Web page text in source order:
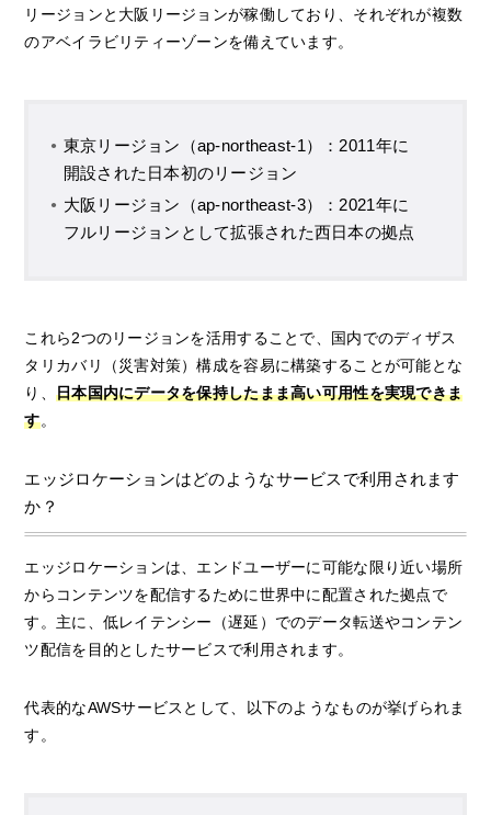
リージョンと大阪リージョンが稼働しており、それぞれが複数
のアベイラビリティーゾーンを備えています。
東京リージョン（ap-northeast-1）：2011年に
開設された日本初のリージョン
大阪リージョン（ap-northeast-3）：2021年に
フルリージョンとして拡張された西日本の拠点
これら2つのリージョンを活用することで、国内でのディザス
タリカバリ（災害対策）構成を容易に構築することが可能とな
り、 日本国内にデータを保持したまま高い可用性を実現できま
す。
エッジロケーションはどのようなサービスで利用されます
か？
エッジロケーションは、エンドユーザーに可能な限り近い場所
からコンテンツを配信するために世界中に配置された拠点で
す。主に、低レイテンシー（遅延）でのデータ転送やコンテン
ツ配信を目的としたサービスで利用されます。
代表的なAWSサービスとして、以下のようなものが挙げられま
す。